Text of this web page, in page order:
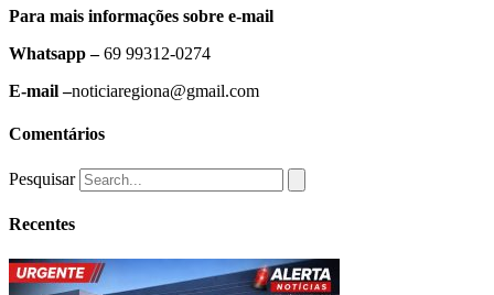
Para mais informações sobre e-mail
Whatsapp –69 99312-0274
E-mail –noticiaregiona@gmail.com
Comentários
Pesquisar
Recentes